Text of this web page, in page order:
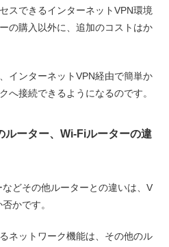
スできるインターネットVPN環境
の購入以外に、追加のコストはか
インターネットVPN経由で簡単か
へ接続できるようになるのです。
ルーター、Wi-Fiルーターの違
どその他ルーターとの違いは、V
かです。
ネットワーク機能は、その他のル